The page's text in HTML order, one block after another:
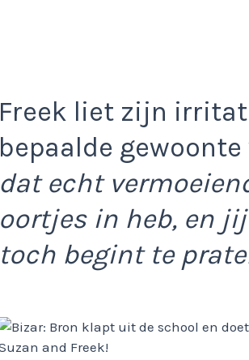
Freek liet zijn
bepaalde gewoonte
dat echt
oortjes in heb, en
toch begint te